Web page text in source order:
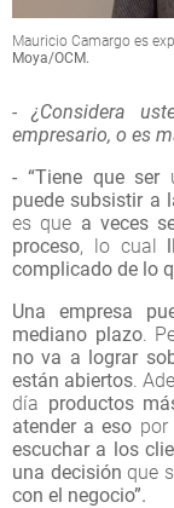
Mauricio Camargo es
Moya/OCM.
- ¿Considera
empresario, o es
- “Tiene que ser
puede subsistir a
es que a veces
proceso, lo cual
complicado de lo
Una empresa
mediano plazo.
no va a lograr
están abiertos.
día productos
atender a eso
escuchar a los
una decisión que
con el negocio”.